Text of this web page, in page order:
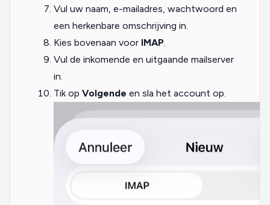
Vul uw naam, e-mailadres, wachtwoord en
een herkenbare omschrijving in.
Kies bovenaan voor IMAP.
Vul de inkomende en uitgaande mailserver
in.
Tik op Volgende en sla het account op.